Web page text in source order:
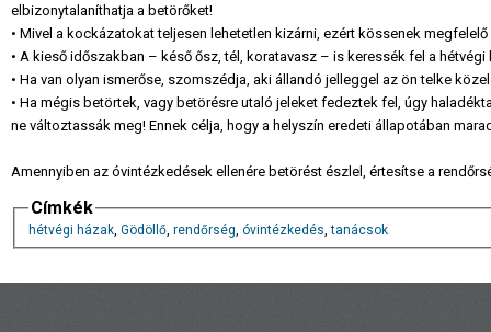
elbizonytalaníthatja a betörőket!
• Mivel a kockázatokat teljesen lehetetlen kizárni, ezért kössenek
• A kieső időszakban – késő ősz, tél, koratavasz – is keressék fel a hétvégi
• Ha van olyan ismerőse, szomszédja, aki állandó jelleggel az ön telke
• Ha mégis betörtek, vagy betörésre utaló jeleket fedeztek fel, úgy
ne változtassák meg! Ennek célja, hogy a helyszín eredeti állapotában
Amennyiben az óvintézkedések ellenére betörést észlel, értesítse a
Címkék
hétvégi házak, Gödöllő, rendőrség, óvintézkedés,tanácsok